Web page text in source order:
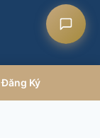
Đăng Ký